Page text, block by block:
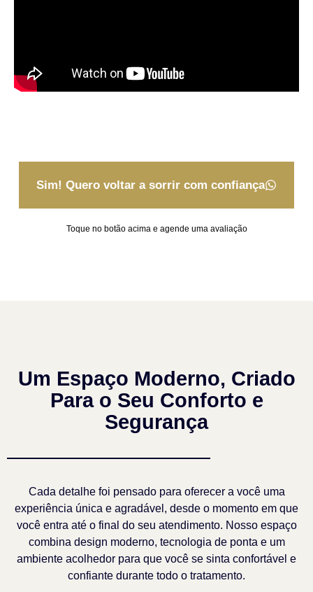
Sim! Quero voltar a sorrir com confiança
Toque no botão acima e agende uma avaliação
Um Espaço Moderno, Criado
Para o Seu Conforto e
Segurança
Cada detalhe foi pensado para oferecer a você uma
experiência única e agradável, desde o momento em que
você entra até o final do seu atendimento. Nosso espaço
combina design moderno, tecnologia de ponta e um
ambiente acolhedor para que você se sinta confortável e
confiante durante todo o tratamento.